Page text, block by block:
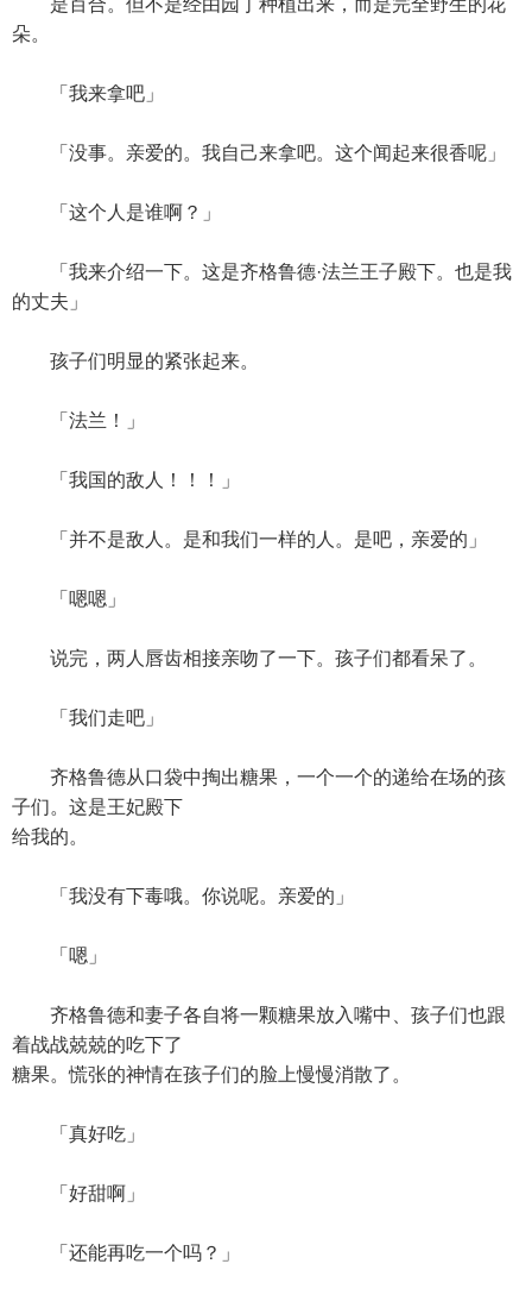
是百合。但不是经由园丁种植出来，而是完全野生的花
朵。
「我来拿吧」
「没事。亲爱的。我自己来拿吧。这个闻起来很香呢」
「这个人是谁啊？」
「我来介绍一下。这是齐格鲁德·法兰王子殿下。也是我
的丈夫」
孩子们明显的紧张起来。
「法兰！」
「我国的敌人！！！」
「并不是敌人。是和我们一样的人。是吧，亲爱的」
「嗯嗯」
说完，两人唇齿相接亲吻了一下。孩子们都看呆了。
「我们走吧」
齐格鲁德从口袋中掏出糖果，一个一个的递给在场的孩
子们。这是王妃殿下
给我的。
「我没有下毒哦。你说呢。亲爱的」
「嗯」
齐格鲁德和妻子各自将一颗糖果放入嘴中、孩子们也跟
着战战兢兢的吃下了
糖果。慌张的神情在孩子们的脸上慢慢消散了。
「真好吃」
「好甜啊」
「还能再吃一个吗？」